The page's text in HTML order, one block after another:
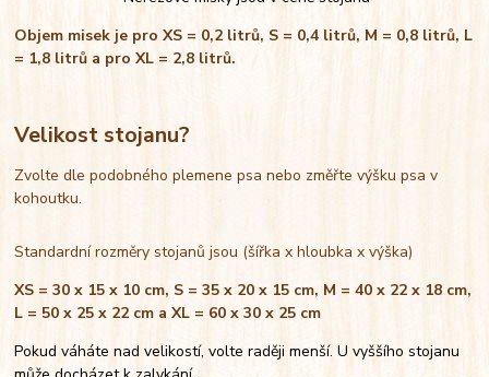
Objem misek je pro XS = 0,2 litrů, S = 0,4 litrů, M = 0,8 litrů, L
= 1,8 litrů a pro XL = 2,8 litrů.
Velikost stojanu?
Zvolte dle podobného plemene psa nebo změřte výšku psa v
kohoutku.
Standardní rozměry stojanů jsou (šířka x hloubka x výška)
XS = 30 x 15 x 10 cm, S = 35 x 20 x 15 cm, M = 40 x 22 x 18 cm,
L = 50 x 25 x 22 cm a XL = 60 x 30 x 25 cm
Pokud váháte nad velikostí, volte raději menší. U vyššího stojanu